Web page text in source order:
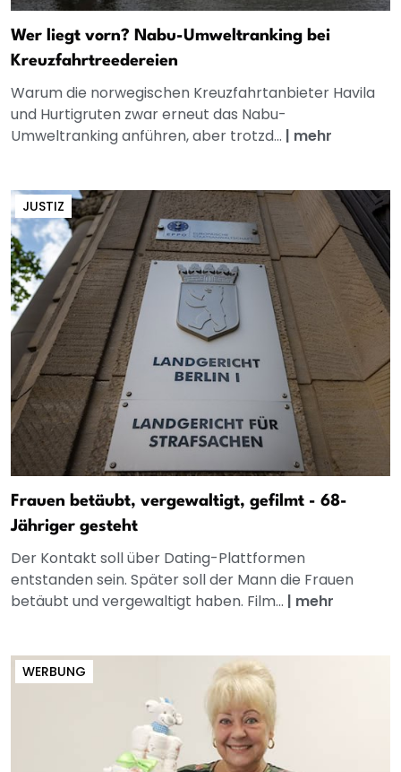
Wer liegt vorn? Nabu-Umweltranking bei
Kreuzfahrtreedereien
Warum die norwegischen Kreuzfahrtanbieter Havila
und Hurtigruten zwar erneut das Nabu-
Umweltranking anführen, aber trotzd... | mehr
JUSTIZ
Frauen betäubt, vergewaltigt, gefilmt - 68-
Jähriger gesteht
Der Kontakt soll über Dating-Plattformen
entstanden sein. Später soll der Mann die Frauen
betäubt und vergewaltigt haben. Film... | mehr
WERBUNG